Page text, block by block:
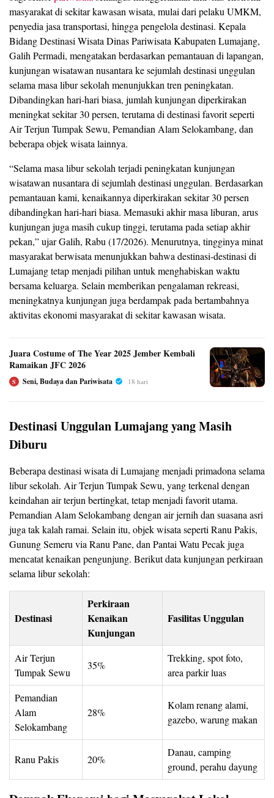
masyarakat di sekitar kawasan wisata, mulai dari pelaku UMKM,
penyedia jasa transportasi, hingga pengelola destinasi. Kepala
Bidang Destinasi Wisata Dinas Pariwisata Kabupaten Lumajang,
Galih Permadi, mengatakan berdasarkan pemantauan di lapangan,
kunjungan wisatawan nusantara ke sejumlah destinasi unggulan
selama masa libur sekolah menunjukkan tren peningkatan.
Dibandingkan hari-hari biasa, jumlah kunjungan diperkirakan
meningkat sekitar 30 persen, terutama di destinasi favorit seperti
Air Terjun Tumpak Sewu, Pemandian Alam Selokambang, dan
beberapa objek wisata lainnya.
“Selama masa libur sekolah terjadi peningkatan kunjungan
wisatawan nusantara di sejumlah destinasi unggulan. Berdasarkan
pemantauan kami, kenaikannya diperkirakan sekitar 30 persen
dibandingkan hari-hari biasa. Memasuki akhir masa liburan, arus
kunjungan juga masih cukup tinggi, terutama pada setiap akhir
pekan,” ujar Galih, Rabu (17/2026). Menurutnya, tingginya minat
masyarakat berwisata menunjukkan bahwa destinasi-destinasi di
Lumajang tetap menjadi pilihan untuk menghabiskan waktu
bersama keluarga. Selain memberikan pengalaman rekreasi,
meningkatnya kunjungan juga berdampak pada bertambahnya
aktivitas ekonomi masyarakat di sekitar kawasan wisata.
Juara Costume of The Year 2025 Jember Kembali
Ramaikan JFC 2026
S Seni, Budaya dan Pariwisata 18 hari
Destinasi Unggulan Lumajang yang Masih
Diburu
Beberapa destinasi wisata di Lumajang menjadi primadona selama
libur sekolah. Air Terjun Tumpak Sewu, yang terkenal dengan
keindahan air terjun bertingkat, tetap menjadi favorit utama.
Pemandian Alam Selokambang dengan air jernih dan suasana asri
juga tak kalah ramai. Selain itu, objek wisata seperti Ranu Pakis,
Gunung Semeru via Ranu Pane, dan Pantai Watu Pecak juga
mencatat kenaikan pengunjung. Berikut data kunjungan perkiraan
selama libur sekolah:
Destinasi
Perkiraan
Kenaikan
Kunjungan
Fasilitas Unggulan
Air Terjun
Tumpak Sewu
35%
Trekking, spot foto,
area parkir luas
Pemandian
Alam
Selokambang
28%
Kolam renang alami,
gazebo, warung makan
Ranu Pakis 20%
Danau, camping
ground, perahu dayung